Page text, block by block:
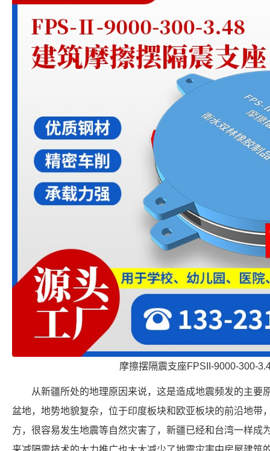
摩擦摆隔震支座FPSII-9000-300-
从新疆所处的地理原因来说，这是造成地震频发的主要
盆地，地势地貌复杂，位于印度板块和欧亚板块的前沿地带
方，很容易发生地震等自然灾害了，新疆已经和台湾一样成